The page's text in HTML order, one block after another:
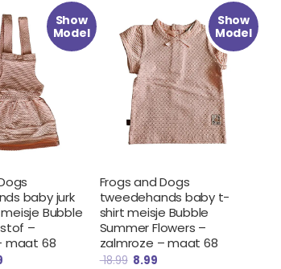
Show
Model
baby jurk
Bubble
–
maat 68
Huidige
prijs
is:
€ 12.99.
Show
Model
Frogs and Dogs
tweedehands baby t-
shirt meisje Bubble
Summer Flowers –
zalmroze – maat 68
18.99
Oorspronkelijke
prijs
was:
€ 18.99.
8.99
prijs
is:
€ 8.99.